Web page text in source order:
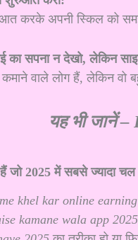
करके अपनी स्किल को
का सपना न देखो, लेकिन
वाले लोग हैं, लेकिन वो
यह भी जानें –
जो 2025 में सबसे ज्यादा चल
khel kar online
kamane wala app 2025